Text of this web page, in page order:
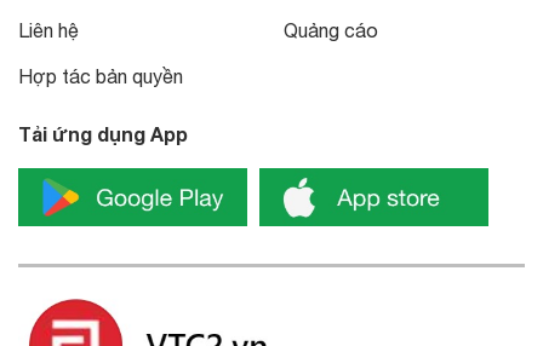
Liên hệ
Hợp tác bản quyền
Quảng cáo
Tải ứng dụng App